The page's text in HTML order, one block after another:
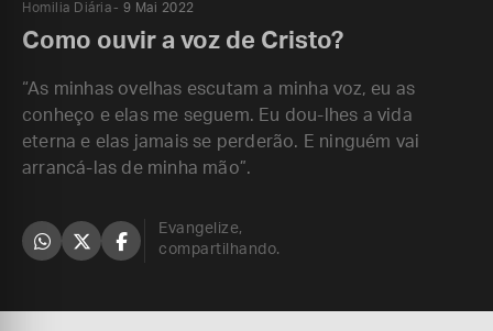
Homilia Diária 9 Mai 2022
Como ouvir a voz de Cristo?
“As minhas ovelhas escutam a minha voz, eu as
conheço e elas me seguem. Eu dou-lhes a vida
eterna e elas jamais se perderão. E ninguém vai
arrancá-las de minha mão”.
Evangelize,
compartilhando.